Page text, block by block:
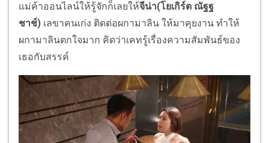
แม่ค้าออนไลน์ให้รู้จักก็เลยให้จีน่า(โยเกิร์ต ณัฐฐ
ชาช์) เลขาคนเก่ง ติดต่อผกามาลิน ให้มาคุยงาน ทำให้
ผกามาลินตกใจมาก คิดว่าเคทรู้เรื่องความสัมพันธ์ของ
เธอกับสรรค์